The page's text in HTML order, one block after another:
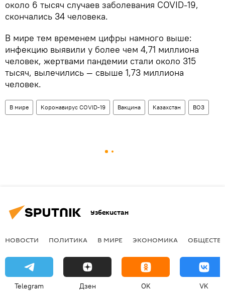
около 6 тысяч случаев заболевания COVID-19,
скончались 34 человека.
В мире тем временем цифры намного выше:
инфекцию выявили у более чем 4,71 миллиона
человек, жертвами пандемии стали около 315
тысяч, вылечились — свыше 1,73 миллиона
человек.
В мире Коронавирус COVID-19 Вакцина Казахстан ВОЗ
Узбекистан
НОВОСТИ ПОЛИТИКА В МИРЕ ЭКОНОМИКА
Telegram Дзен OK VK